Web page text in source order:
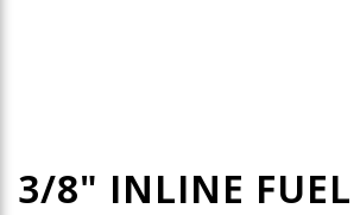
3/8" INLINE FUEL